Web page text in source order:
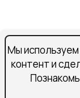
Мы
контент и